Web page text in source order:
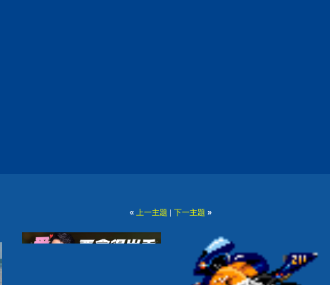
« 上一主題 | 下一主題 »